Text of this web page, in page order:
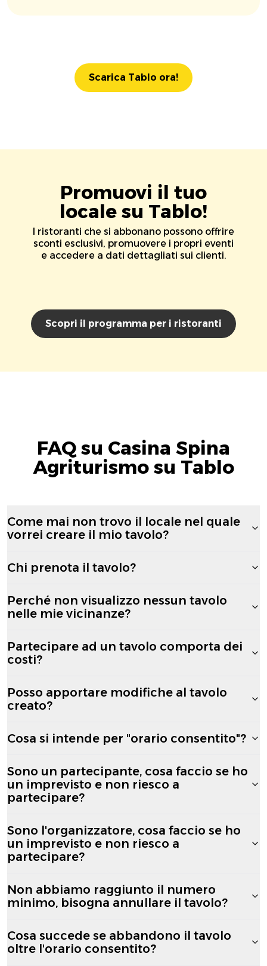
Scarica Tablo ora!
Promuovi il tuo
locale su Tablo!
I ristoranti che si abbonano possono offrire
sconti esclusivi, promuovere i propri eventi
e accedere a dati dettagliati sui clienti.
Scopri il programma per i ristoranti
FAQ su Casina Spina
Agriturismo su Tablo
Come mai non trovo il locale nel quale
vorrei creare il mio tavolo?
Chi prenota il tavolo?
Perché non visualizzo nessun tavolo
nelle mie vicinanze?
Partecipare ad un tavolo comporta dei
costi?
Posso apportare modifiche al tavolo
creato?
Cosa si intende per "orario consentito"?
Sono un partecipante, cosa faccio se ho
un imprevisto e non riesco a
partecipare?
Sono l'organizzatore, cosa faccio se ho
un imprevisto e non riesco a
partecipare?
Non abbiamo raggiunto il numero
minimo, bisogna annullare il tavolo?
Cosa succede se abbandono il tavolo
oltre l'orario consentito?